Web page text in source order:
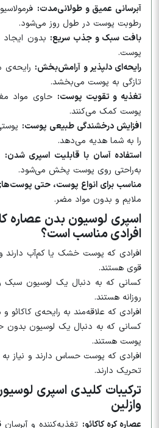
آبرسانی عمیق و طولانی‌مدت:
رطوبت پوست در طول روز می‌شود.
بافت سبک و جذب سریع: بدون
پوست.
رایحه‌ای دلپذیر و آرامش‌بخش: رایحه‌ی
تازگی به پوست می‌بخشد.
تغذیه و تقویت پوست: حاوی مواد
پوست کمک می‌کنند.
افزایش درخشندگی طبیعی پوست:
را به شما هدیه می‌دهد.
استفاده آسان با قابلیت اسپری شدن:
به‌راحتی روی پوست پخش می‌شود.
مناسب برای انواع پوست، حتی
ملایم و بدون مواد مضر.
اسپری لوسیون بدن عصاره
افرادی مناسب است؟
افرادی که پوست خشک یا کم‌آب دارند
قوی هستند.
کسانی که به دنبال یک لوسیون سبک
روزانه هستند.
افرادی که علاقه‌مند به رایحه‌ی
کسانی که به دنبال یک لوسیون
پوست هستند.
افرادی که پوست حساس دارند و نیاز
تحریک دارند.
ترکیبات کلیدی اسپری
وازلین
عصاره کره کاکائو: تغذیه‌کننده و